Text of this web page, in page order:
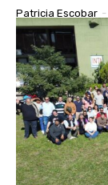
Patricia Escobar -